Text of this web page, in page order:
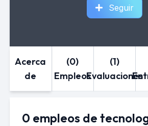
Seguir
Acerca
de
(0)
Empleos
(1)
Evaluaciones
0 empleos de